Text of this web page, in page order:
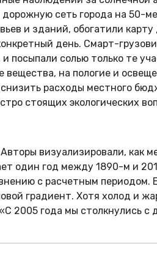
сеть города на 50-
и зданий, обогатили
день. Смарт-
посыпали солью только те
на пологие и
расходы местного
стоящих экологических
визуализировали, как
один год между 1890-м и
с расчетным периодом.
градиент. Хотя холод и
2005 года мы столкнулись